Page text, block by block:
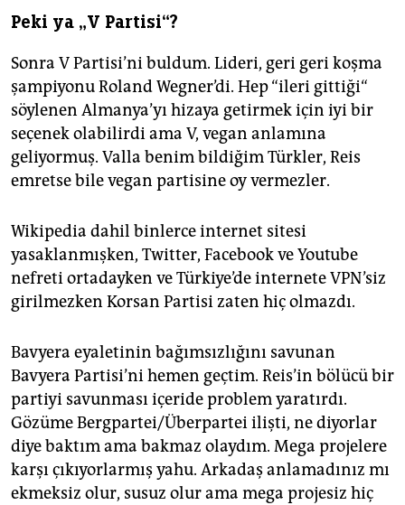
Peki ya „V Partisi“?
Sonra V Partisi’ni buldum. Lideri, geri geri koşma
şampiyonu Roland Wegner’di. Hep “ileri gittiği“
söylenen Almanya’yı hizaya getirmek için iyi bir
seçenek olabilirdi ama V, vegan anlamına
geliyormuş. Valla benim bildiğim Türkler, Reis
emretse bile vegan partisine oy vermezler.
Wikipedia dahil binlerce internet sitesi
yasaklanmışken, Twitter, Facebook ve Youtube
nefreti ortadayken ve Türkiye’de internete VPN’siz
girilmezken Korsan Partisi zaten hiç olmazdı.
Bavyera eyaletinin bağımsızlığını savunan
Bavyera Partisi’ni hemen geçtim. Reis’in bölücü bir
partiyi savunması içeride problem yaratırdı.
Gözüme Bergpartei/Überpartei ilişti, ne diyorlar
diye baktım ama bakmaz olaydım. Mega projelere
karşı çıkıyorlarmış yahu. Arkadaş anlamadınız mı
ekmeksiz olur, susuz olur ama mega projesiz hiç